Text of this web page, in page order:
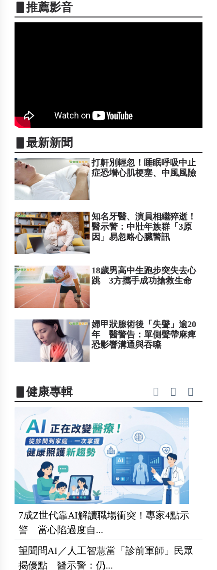
▋推薦影音
▋最新新聞
打鼾別輕忽！睡眠呼吸中止
症恐增心肌梗塞、中風風險
知名牙醫、演員相繼猝逝！
醫示警：中壯年族群「3原
因」易忽略心臟警訊
18歲男高中生跑步突失去心
跳 3方攜手成功搶救生命
婦甲狀腺術後「失聲」逾20
年 醫警告：單側聲帶麻痺
恐影響溝通與吞嚥
▋健康專輯
7成Z世代靠AI解讀職場衝突！專家4點示
警 當心陷過度自...
望聞問AI／人工智慧當「診前軍師」民眾
揭優點 醫示警：仍...